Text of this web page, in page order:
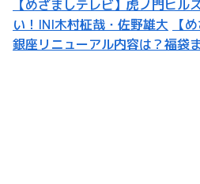
【めざましテレビ】虎ノ門ヒル
い！INI木村柾哉・佐野雄大
【
銀座リニューアル内容は？福袋